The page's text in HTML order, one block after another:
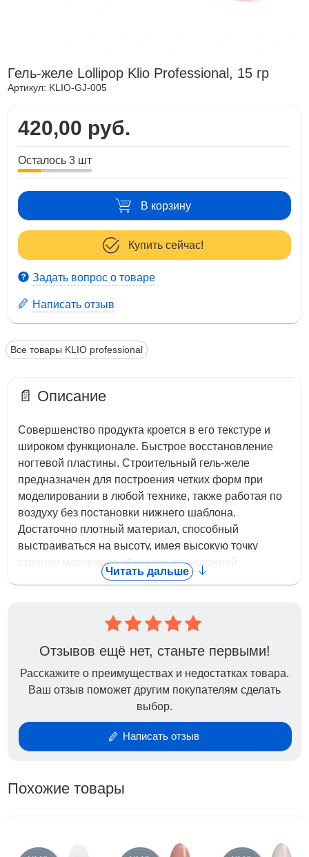
Гель-желе Lollipop Klio Professional, 15 гр
Артикул: KLIO-GJ-005
420,00 руб.
Осталось 3 шт
В корзину
Купить сейчас!
Задать вопрос о товаре
Написать отзыв
Все товары KLIO professional
📄 Описание
Совершенство продукта кроется в его текстуре и
широком функционале. Быстрое восстановление
ногтевой пластины. Строительный гель-желе
предназначен для построения четких форм при
моделировании в любой технике, также работая по
воздуху без постановки нижнего шаблона.
Достаточно плотный материал, способный
выстраиваться на высоту, имея высокую точку
стояния материала. Идеален для сложной
коррекции, поднятия клюющего свободного края, а
моделировать экстремальную длину.
Консистенция геля тиксотропная, не способная
самовыравниваться, не течет при выкладке,
позволяя выполнять работу сразу на нескольких
ногтях. Низкотемпературный гель вызывает
минимум тепла при нагревании в лампе.
Читать дальше
Отзывов ещё нет, станьте первыми!
Расскажите о преимуществах и недостатках товара.
Ваш отзыв поможет другим покупателям сделать
выбор.
Написать отзыв
Похожие товары